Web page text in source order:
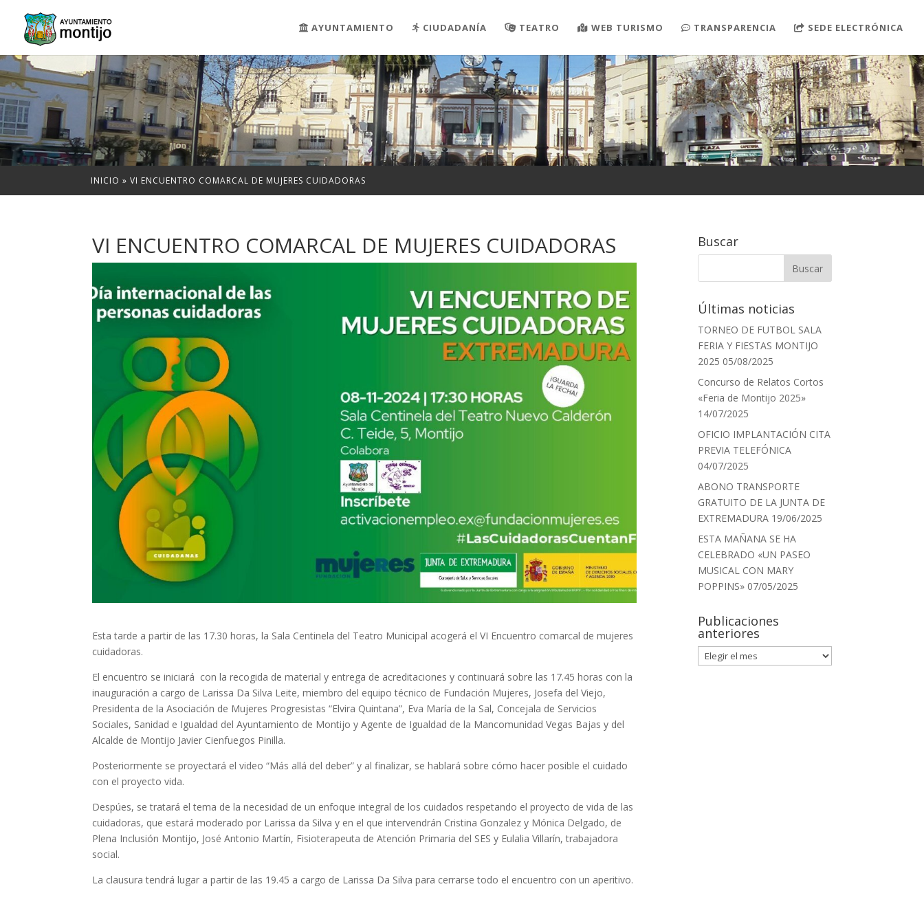
AYUNTAMIENTO CIUDADANÍA TEATRO WEB TURISMO TRANSPARENCIA SEDE ELECTRÓNICA
INICIO » VI ENCUENTRO COMARCAL DE MUJERES CUIDADORAS
VI ENCUENTRO COMARCAL DE MUJERES CUIDADORAS
Esta tarde a partir de las 17.30 horas, la Sala Centinela del Teatro Municipal acogerá el VI Encuentro comarcal de mujeres
cuidadoras.
El encuentro se iniciará con la recogida de material y entrega de acreditaciones y continuará sobre las 17.45 horas con la
inauguración a cargo de Larissa Da Silva Leite, miembro del equipo técnico de Fundación Mujeres, Josefa del Viejo,
Presidenta de la Asociación de Mujeres Progresistas “Elvira Quintana”, Eva María de la Sal, Concejala de Servicios
Sociales, Sanidad e Igualdad del Ayuntamiento de Montijo y Agente de Igualdad de la Mancomunidad Vegas Bajas y del
Alcalde de Montijo Javier Cienfuegos Pinilla.
Posteriormente se proyectará el video “Más allá del deber” y al finalizar, se hablará sobre cómo hacer posible el cuidado
con el proyecto vida.
Despúes, se tratará el tema de la necesidad de un enfoque integral de los cuidados respetando el proyecto de vida de las
cuidadoras, que estará moderado por Larissa da Silva y en el que intervendrán Cristina Gonzalez y Mónica Delgado, de
Plena Inclusión Montijo, José Antonio Martín, Fisioterapeuta de Atención Primaria del SES y Eulalia Villarín, trabajadora
social.
La clausura tendrá lugar a partir de las 19.45 a cargo de Larissa Da Silva para cerrarse todo el encuentro con un aperitivo.
Buscar
Últimas noticias
TORNEO DE FUTBOL SALA
FERIA Y FIESTAS MONTIJO
2025 05/08/2025
Concurso de Relatos Cortos
«Feria de Montijo 2025»
14/07/2025
OFICIO IMPLANTACIÓN CITA
PREVIA TELEFÓNICA
04/07/2025
ABONO TRANSPORTE
GRATUITO DE LA JUNTA DE
EXTREMADURA 19/06/2025
ESTA MAÑANA SE HA
CELEBRADO «UN PASEO
MUSICAL CON MARY
POPPINS» 07/05/2025
Publicaciones
anteriores